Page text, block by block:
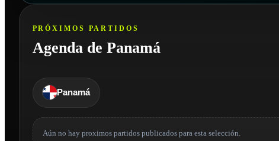
PRÓXIMOS PARTIDOS
Agenda de Panamá
Panamá
Aún no hay proximos partidos publicados para esta selección.